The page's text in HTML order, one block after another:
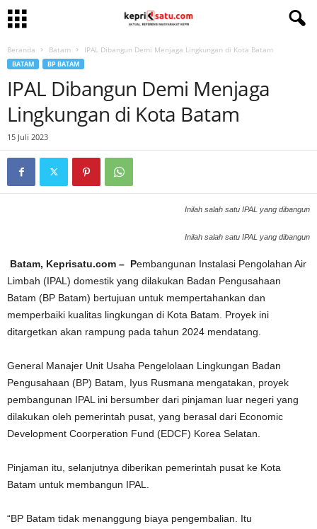
Beranda Batam IPAL Dibangun Demi Menjaga Lingkungan di Kota Batam
BATAM BP BATAM
IPAL Dibangun Demi Menjaga
Lingkungan di Kota Batam
15 Juli 2023
Inilah salah satu IPAL yang dibangun
Inilah salah satu IPAL yang dibangun
Batam, Keprisatu.com – Pembangunan Instalasi Pengolahan Air
Limbah (IPAL) domestik yang dilakukan Badan Pengusahaan
Batam (BP Batam) bertujuan untuk mempertahankan dan
memperbaiki kualitas lingkungan di Kota Batam. Proyek ini
ditargetkan akan rampung pada tahun 2024 mendatang.
General Manajer Unit Usaha Pengelolaan Lingkungan Badan
Pengusahaan (BP) Batam, Iyus Rusmana mengatakan, proyek
pembangunan IPAL ini bersumber dari pinjaman luar negeri yang
dilakukan oleh pemerintah pusat, yang berasal dari Economic
Development Coorperation Fund (EDCF) Korea Selatan.
Pinjaman itu, selanjutnya diberikan pemerintah pusat ke Kota
Batam untuk membangun IPAL.
“BP Batam tidak menanggung biaya pengembalian. Itu